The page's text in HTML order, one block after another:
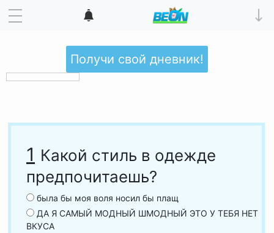
Получи свой дневник!
1 Какой стиль в одежде
предпочитаешь?
была бы моя воля носил бы плащ
ДА Я САМЫЙ МОДНЫЙ ШМОДНЫЙ ЭТО У ТЕБЯ НЕТ
ВКУСА